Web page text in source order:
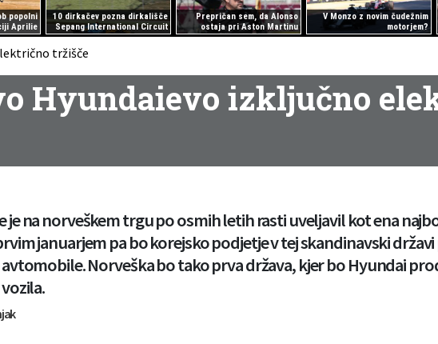
popolni
Aprilie
10 dirkačev pozna dirkališče
Sepang International Circuit
Prepričan sem, da Alonso
ostaja pri Aston Martinu
V Monzo z novim čudežnim
motorjem?
Hyundaievo izključno
je na norveškem trgu po osmih letih rasti uveljavil kot ena
januarjem pa bo korejsko podjetje v tej skandinavski
Norveška bo tako prva država, kjer bo Hyundai